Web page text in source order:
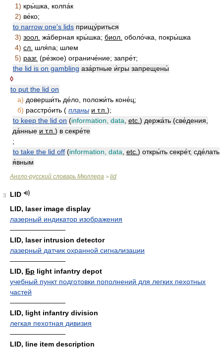
1) кры́шка, колпа́к
2) ве́ко;
to narrow one's lids прищу́риться
3) зоол. жа́берная кры́шка; биол. оболо́чка, покры́шка
4) сл. шля́па; шлем
5) разг. (ре́зкое) ограниче́ние; запре́т;
the lid is on gambling аза́ртные и́гры запрещены́
◊
to put the lid on
а) доверши́ть де́ло, положи́ть коне́ц;
б) расстро́ить ( планы и т.п. );
to keep the lid on (information, data etc. ) держа́ть (све́дения,
да́нные и т.п. ) в секре́те
;
to take the lid off (information, data etc. ) откры́ть секре́т, сде́лать
я́вным
Англо-русский словарь Мюллера > lid
3
LID
LID, laser image display
лазерный индикатор изображения
————————
LID, laser intrusion detector
лазерный датчик охранной сигнализации
————————
LID, Бр light infantry depot
учебный пункт подготовки пополнений для легких пехотных
частей
————————
LID, light infantry division
легкая пехотная дивизия
————————
LID, line item description